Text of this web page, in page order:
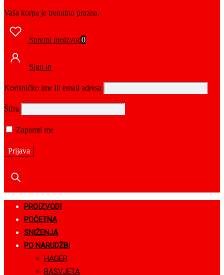
Vaša korpa je trenutno prazna.
Spremi proizvod0
Sign in
Korisničko ime ili email adresa
Šifra
Zapamti me
PROIZVODI
POČETNA
SNIŽENJA
PO NARUDŽBI
HAGER
RASVJETA